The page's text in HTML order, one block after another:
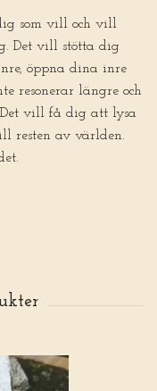
som vill och vill
Det vill stötta dig
öppna dina inre
resonerar längre och
vill få dig att lysa
resten av världen.